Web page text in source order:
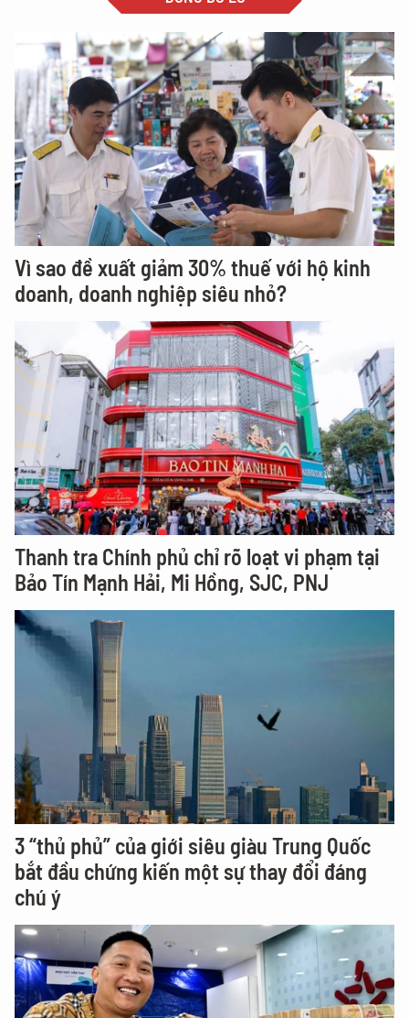
Vì sao đề xuất giảm 30% thuế với hộ kinh
doanh, doanh nghiệp siêu nhỏ?
Thanh tra Chính phủ chỉ rõ loạt vi phạm tại
Bảo Tín Mạnh Hải, Mi Hồng, SJC, PNJ
3 “thủ phủ” của giới siêu giàu Trung Quốc
bắt đầu chứng kiến một sự thay đổi đáng
chú ý